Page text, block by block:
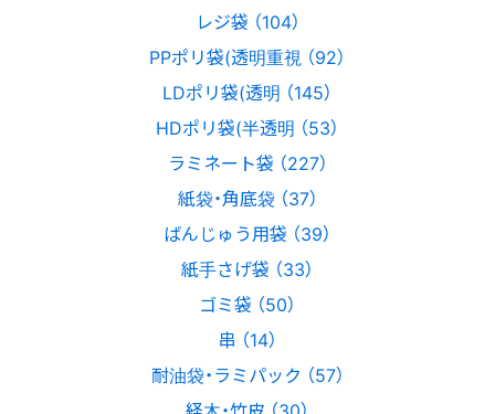
レジ袋 （104）
PPポリ袋(透明重視 （92）
LDポリ袋(透明 （145）
HDポリ袋(半透明 （53）
ラミネート袋 （227）
紙袋・角底袋 （37）
ばんじゅう用袋 （39）
紙手さげ袋 （33）
ゴミ袋 （50）
串 （14）
耐油袋・ラミパック （57）